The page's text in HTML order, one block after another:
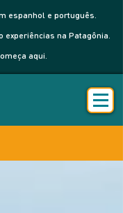
espanhol e português.
experiências na Patagônia.
aqui.